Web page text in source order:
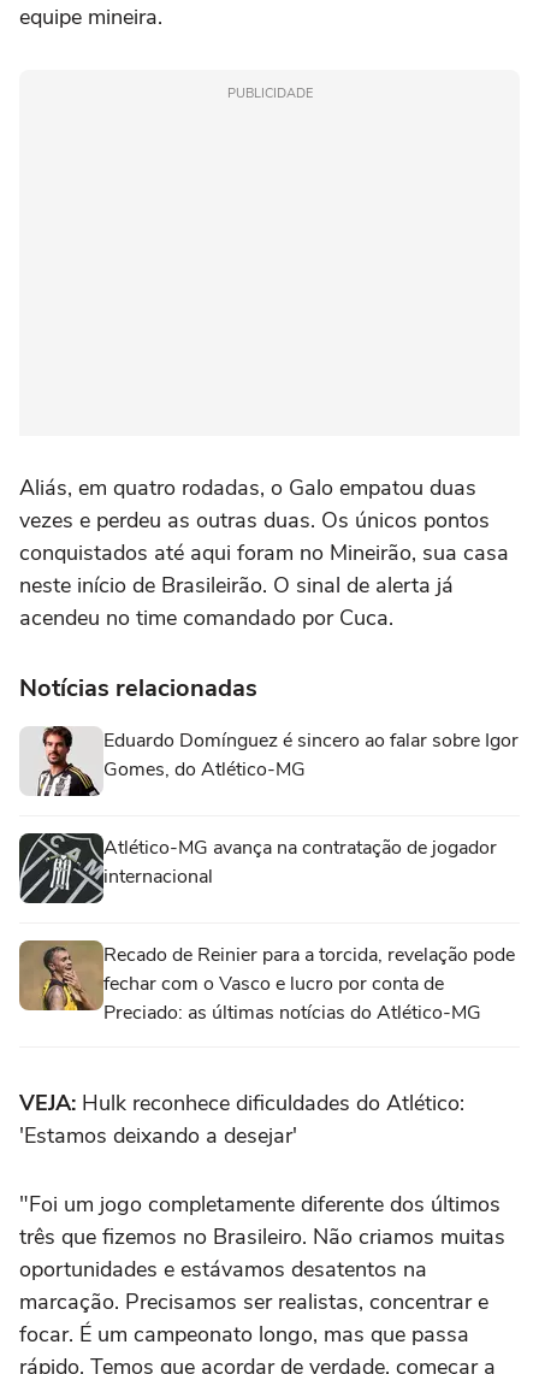
equipe mineira.
PUBLICIDADE
Aliás, em quatro rodadas, o Galo empatou duas
vezes e perdeu as outras duas. Os únicos pontos
conquistados até aqui foram no Mineirão, sua casa
neste início de Brasileirão. O sinal de alerta já
acendeu no time comandado por Cuca.
Notícias relacionadas
Eduardo Domínguez é sincero ao falar sobre Igor
Gomes, do Atlético-MG
Atlético-MG avança na contratação de jogador
internacional
Recado de Reinier para a torcida, revelação pode
fechar com o Vasco e lucro por conta de
Preciado: as últimas notícias do Atlético-MG
VEJA: Hulk reconhece dificuldades do Atlético:
'Estamos deixando a desejar'
"Foi um jogo completamente diferente dos últimos
três que fizemos no Brasileiro. Não criamos muitas
oportunidades e estávamos desatentos na
marcação. Precisamos ser realistas, concentrar e
focar. É um campeonato longo, mas que passa
rápido. Temos que acordar de verdade, começar a